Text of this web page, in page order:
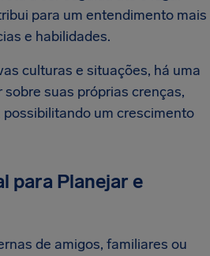
para um entendimento mais
e habilidades.
culturas e situações, há uma
suas próprias crenças,
um crescimento
para Planejar e
de amigos, familiares ou